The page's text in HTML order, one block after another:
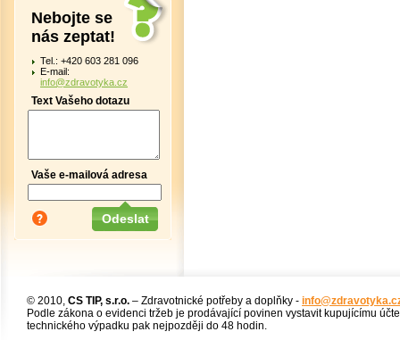
Nebojte se
nás zeptat!
Tel.: +420 603 281 096
E-mail:
info@zdravotyka.cz
Text Vašeho dotazu
Vaše e-mailová adresa
© 2010, CS TIP, s.r.o. – Zdravotnické potřeby a doplňky -
Podle zákona o evidenci tržeb je prodávající povinen vystavit kupujícímu
technického výpadku pak nejpozději do 48 hodin.